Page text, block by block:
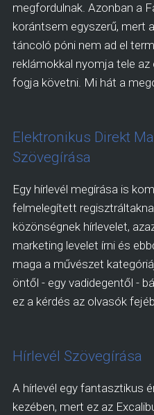
megfordulnak. Azonban a
korántsem egyszerű, mert
táncoló póni nem ad el
reklámokkal nyomja tele
fogja követni. Mi hát a
Elektronikus Direkt
Szövegírása
Egy hírlevél megírása is
felmelegített
közönségnek hírlevelet,
marketing levelet írni és
maga a művészet
öntől - egy vadidegentől -
ez a kérdés az olvasók
Hírlevél Szövegírása
A hírlevél egy fantasztikus
kezében, mert ez az